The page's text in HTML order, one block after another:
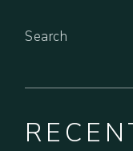
Search